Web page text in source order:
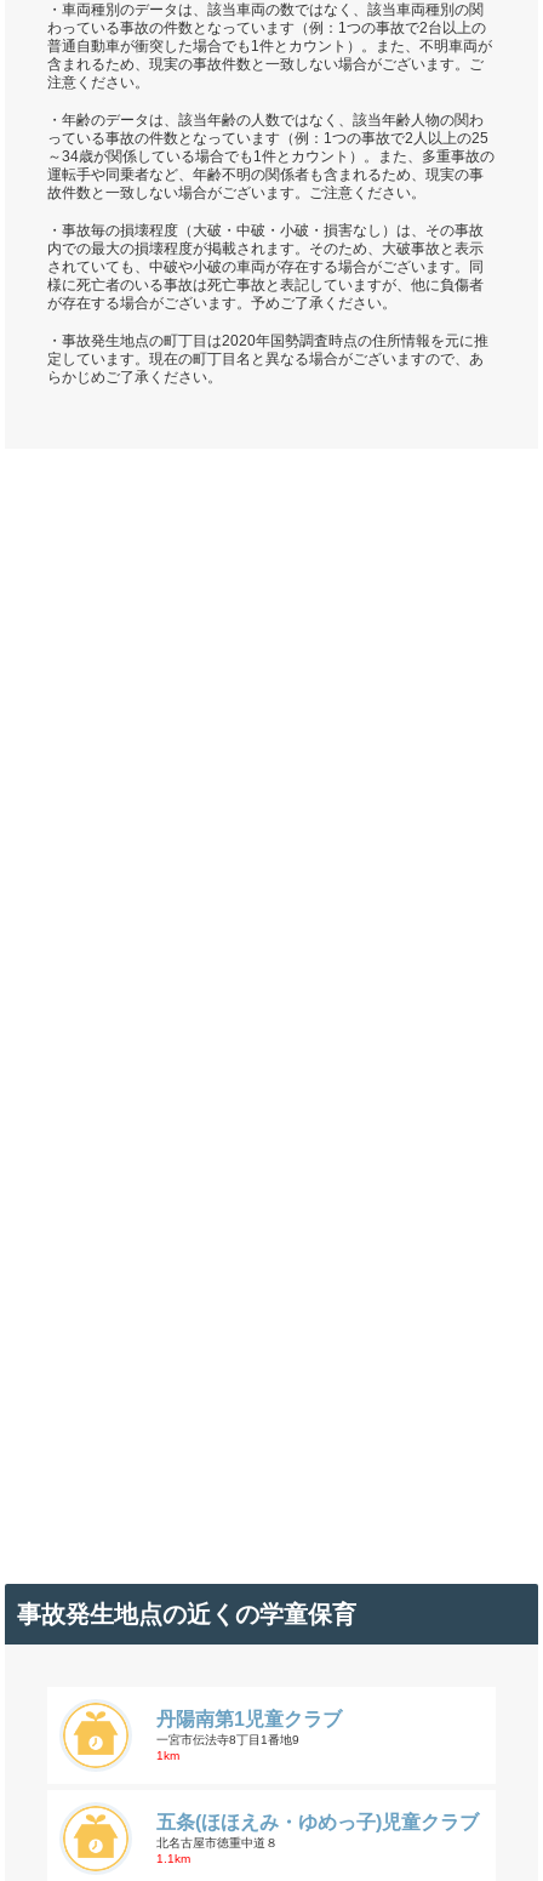
・車両種別のデータは、該当車両の数ではなく、該当車両種別の関
わっている事故の件数となっています（例：1つの事故で2台以上の
普通自動車が衝突した場合でも1件とカウント）。また、不明車両が
含まれるため、現実の事故件数と一致しない場合がございます。ご
注意ください。
・年齢のデータは、該当年齢の人数ではなく、該当年齢人物の関わ
っている事故の件数となっています（例：1つの事故で2人以上の25
～34歳が関係している場合でも1件とカウント）。また、多重事故の
運転手や同乗者など、年齢不明の関係者も含まれるため、現実の事
故件数と一致しない場合がございます。ご注意ください。
・事故毎の損壊程度（大破・中破・小破・損害なし）は、その事故
内での最大の損壊程度が掲載されます。そのため、大破事故と表示
されていても、中破や小破の車両が存在する場合がございます。同
様に死亡者のいる事故は死亡事故と表記していますが、他に負傷者
が存在する場合がございます。予めご了承ください。
・事故発生地点の町丁目は2020年国勢調査時点の住所情報を元に推
定しています。現在の町丁目名と異なる場合がございますので、あ
らかじめご了承ください。
事故発生地点の近くの学童保育
丹陽南第1児童クラブ
一宮市伝法寺8丁目1番地9
1km
五条(ほほえみ・ゆめっ子)児童クラブ
北名古屋市徳重中道８
1.1km